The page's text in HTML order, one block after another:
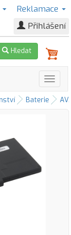
Reklamace
Přihlášení
Hledat
Baterie